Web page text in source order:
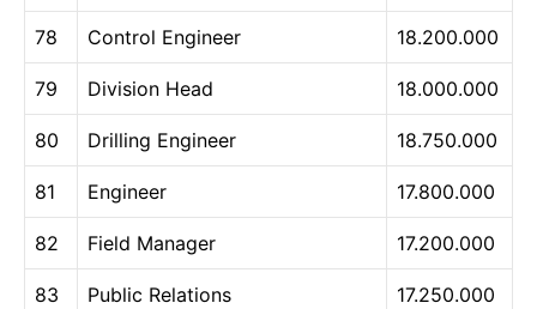
78 Control Engineer 18.200.000
79 Division Head 18.000.000
80 Drilling Engineer 18.750.000
81 Engineer 17.800.000
82 Field Manager 17.200.000
83 Public Relations 17.250.000